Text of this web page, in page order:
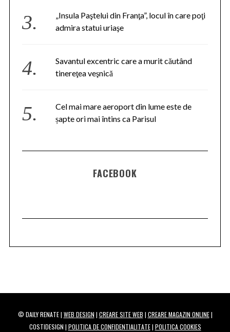
„Insula Paştelui din Franţa”, locul în care poţi
admira statui uriaşe
Savantul excentric care a murit căutând
tinereţea veşnică
Cel mai mare aeroport din lume este de
șapte ori mai întins ca Parisul
FACEBOOK
© DAILY RENATE | WEB DESIGN | CREARE SITE WEB | CREARE MAGAZIN ONLINE|
COSTIDESIGN | POLITICA DE CONFIDENTIALITATE| POLITICA COOKIES